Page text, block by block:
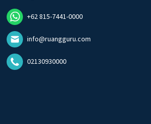
+62 815-7441-0000
info@ruangguru.com
02130930000